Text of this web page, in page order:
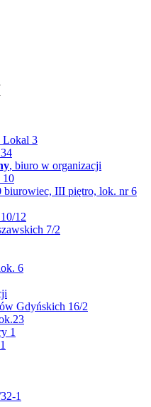
Lokal 3
, biuro w organizacji
10
biurowiec, III piętro, lok. nr 6
12
7/2
6
Gdyńskich 16/2
1
1